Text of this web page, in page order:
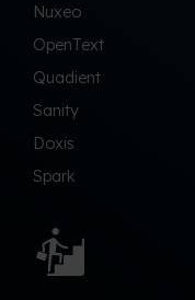
Nuxeo
OpenText
Quadient
Sanity
Doxis
Spark